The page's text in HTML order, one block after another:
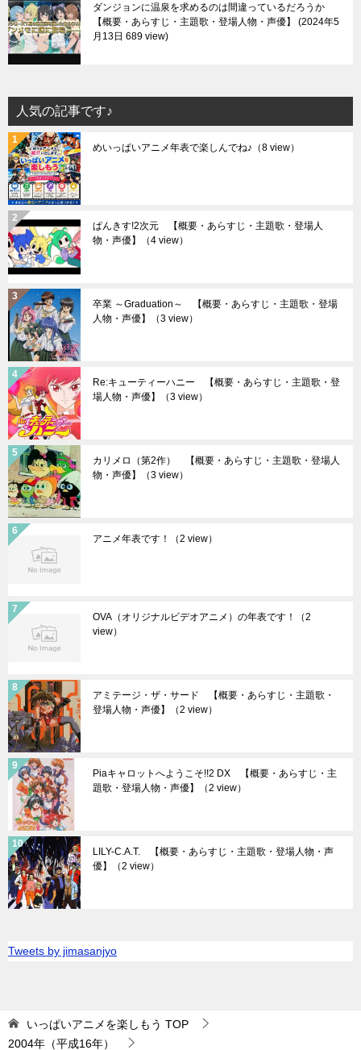
ダンジョンに温泉を求めるのは間違っているだろうか
【概要・あらすじ・主題歌・登場人物・声優】
2024年5
月13日 689 view
人気の記事です♪
めいっぱいアニメ年表で楽しんでね♪ （8 view）
ぱんきす!2次元 【概要・あらすじ・主題歌・登場人
物・声優】
（4 view）
卒業 ～Graduation～ 【概要・あらすじ・主題歌・登場
人物・声優】
（3 view）
Re:キューティーハニー 【概要・あらすじ・主題歌・登
場人物・声優】
（3 view）
カリメロ（第2作） 【概要・あらすじ・主題歌・登場人
物・声優】
（3 view）
アニメ年表です！ （2 view）
OVA（オリジナルビデオアニメ）の年表です！
（2
view）
アミテージ・ザ・サード 【概要・あらすじ・主題歌・
登場人物・声優】
（2 view）
Piaキャロットへようこそ!!2 DX 【概要・あらすじ・主
題歌・登場人物・声優】
（2 view）
LILY-C.A.T. 【概要・あらすじ・主題歌・登場人物・声
優】
（2 view）
Tweets by jimasanjyo
いっぱいアニメを楽しもう TOP
2004年（平成16年）